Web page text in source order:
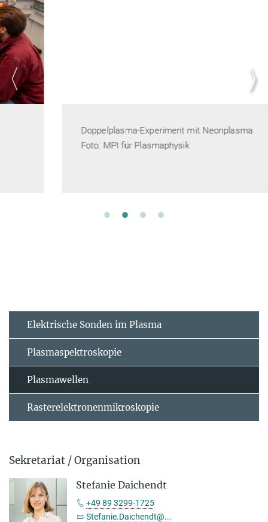
Doppelplasma-Experiment mit Neonplasma
Foto: MPI für Plasmaphysik
Elektrische Sonden im Plasma
Plasmaspektroskopie
Plasmawellen
Rasterelektronenmikroskopie
Sekretariat / Organisation
Stefanie Daichendt
+49 89 3299-1725
Stefanie.Daichendt@...